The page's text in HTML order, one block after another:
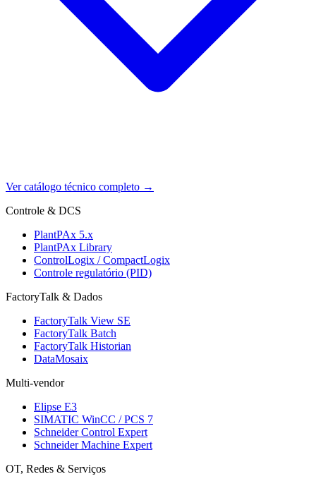
Ver catálogo técnico completo →
Controle & DCS
PlantPAx 5.x
PlantPAx Library
ControlLogix / CompactLogix
Controle regulatório (PID)
FactoryTalk & Dados
FactoryTalk View SE
FactoryTalk Batch
FactoryTalk Historian
DataMosaix
Multi-vendor
Elipse E3
SIMATIC WinCC / PCS 7
Schneider Control Expert
Schneider Machine Expert
OT, Redes & Serviços